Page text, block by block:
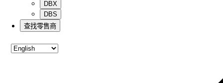
DBX
DBS
查找零售商